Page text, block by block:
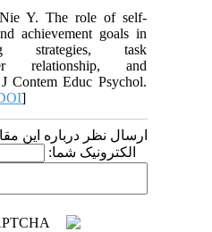
Y. The role of self-
achievement goals in
strategies, task
relationship, and
J Contem Educ Psychol.
DOI
ارسال نظر درباره این
الکترونیک شما: